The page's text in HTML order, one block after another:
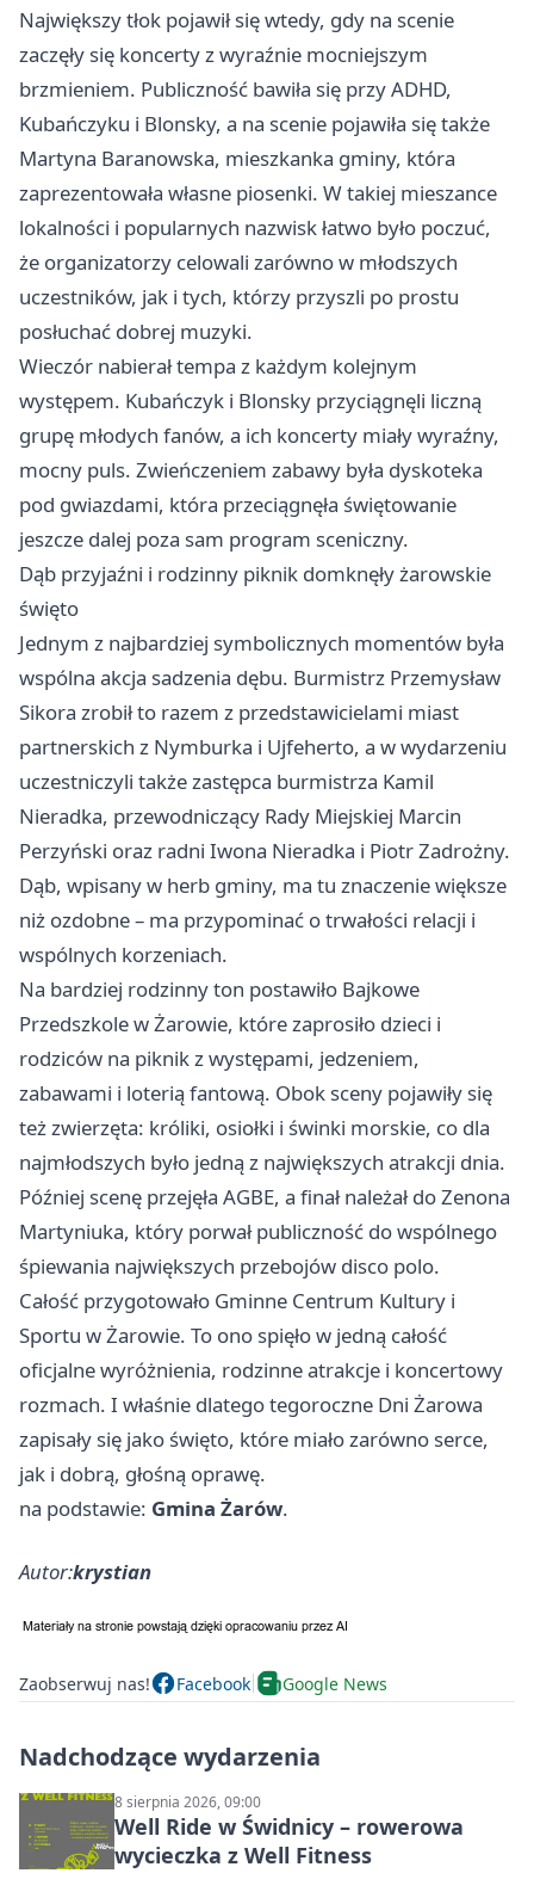
Największy tłok pojawił się wtedy, gdy na scenie
zaczęły się koncerty z wyraźnie mocniejszym
brzmieniem. Publiczność bawiła się przy ADHD,
Kubańczyku i Blonsky, a na scenie pojawiła się także
Martyna Baranowska, mieszkanka gminy, która
zaprezentowała własne piosenki. W takiej mieszance
lokalności i popularnych nazwisk łatwo było poczuć,
że organizatorzy celowali zarówno w młodszych
uczestników, jak i tych, którzy przyszli po prostu
posłuchać dobrej muzyki.
Wieczór nabierał tempa z każdym kolejnym
występem. Kubańczyk i Blonsky przyciągnęli liczną
grupę młodych fanów, a ich koncerty miały wyraźny,
mocny puls. Zwieńczeniem zabawy była dyskoteka
pod gwiazdami, która przeciągnęła świętowanie
jeszcze dalej poza sam program sceniczny.
Dąb przyjaźni i rodzinny piknik domknęły żarowskie
święto
Jednym z najbardziej symbolicznych momentów była
wspólna akcja sadzenia dębu. Burmistrz Przemysław
Sikora zrobił to razem z przedstawicielami miast
partnerskich z Nymburka i Ujfeherto, a w wydarzeniu
uczestniczyli także zastępca burmistrza Kamil
Nieradka, przewodniczący Rady Miejskiej Marcin
Perzyński oraz radni Iwona Nieradka i Piotr Zadrożny.
Dąb, wpisany w herb gminy, ma tu znaczenie większe
niż ozdobne – ma przypominać o trwałości relacji i
wspólnych korzeniach.
Na bardziej rodzinny ton postawiło Bajkowe
Przedszkole w Żarowie, które zaprosiło dzieci i
rodziców na piknik z występami, jedzeniem,
zabawami i loterią fantową. Obok sceny pojawiły się
też zwierzęta: króliki, osiołki i świnki morskie, co dla
najmłodszych było jedną z największych atrakcji dnia.
Później scenę przejęła AGBE, a finał należał do Zenona
Martyniuka, który porwał publiczność do wspólnego
śpiewania największych przebojów disco polo.
Całość przygotowało Gminne Centrum Kultury i
Sportu w Żarowie. To ono spięło w jedną całość
oficjalne wyróżnienia, rodzinne atrakcje i koncertowy
rozmach. I właśnie dlatego tegoroczne Dni Żarowa
zapisały się jako święto, które miało zarówno serce,
jak i dobrą, głośną oprawę.
na podstawie: Gmina Żarów.
Autor:krystian
Zaobserwuj nas! Facebook Google News
Nadchodzące wydarzenia
8 sierpnia 2026, 09:00
Well Ride w Świdnicy – rowerowa
wycieczka z Well Fitness